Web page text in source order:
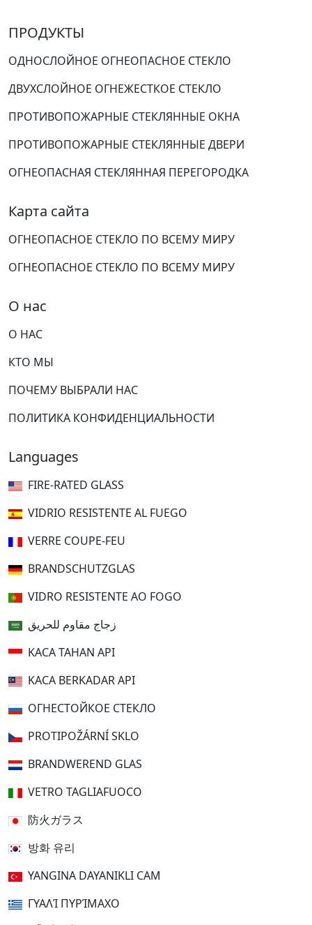
ПРОДУКТЫ
ОДНОСЛОЙНОЕ ОГНЕОПАСНОЕ СТЕКЛО
ДВУХСЛОЙНОЕ ОГНЕЖЕСТКОЕ СТЕКЛО
ПРОТИВОПОЖАРНЫЕ СТЕКЛЯННЫЕ ОКНА
ПРОТИВОПОЖАРНЫЕ СТЕКЛЯННЫЕ ДВЕРИ
ОГНЕОПАСНАЯ СТЕКЛЯННАЯ ПЕРЕГОРОДКА
Карта сайта
ОГНЕОПАСНОЕ СТЕКЛО ПО ВСЕМУ МИРУ
ОГНЕОПАСНОЕ СТЕКЛО ПО ВСЕМУ МИРУ
О нас
О НАС
КТО МЫ
ПОЧЕМУ ВЫБРАЛИ НАС
ПОЛИТИКА КОНФИДЕНЦИАЛЬНОСТИ
Languages
FIRE-RATED GLASS
VIDRIO RESISTENTE AL FUEGO
VERRE COUPE-FEU
BRANDSCHUTZGLAS
VIDRO RESISTENTE AO FOGO
زجاج مقاوم للحريق
KACA TAHAN API
KACA BERKADAR API
ОГНЕСТОЙКОЕ СТЕКЛО
PROTIPOŽÁRNÍ SKLO
BRANDWEREND GLAS
VETRO TAGLIAFUOCO
防火ガラス
방화 유리
YANGINA DAYANIKLI CAM
ΓΥΑΛΊ ΠΥΡΊΜΑΧΟ